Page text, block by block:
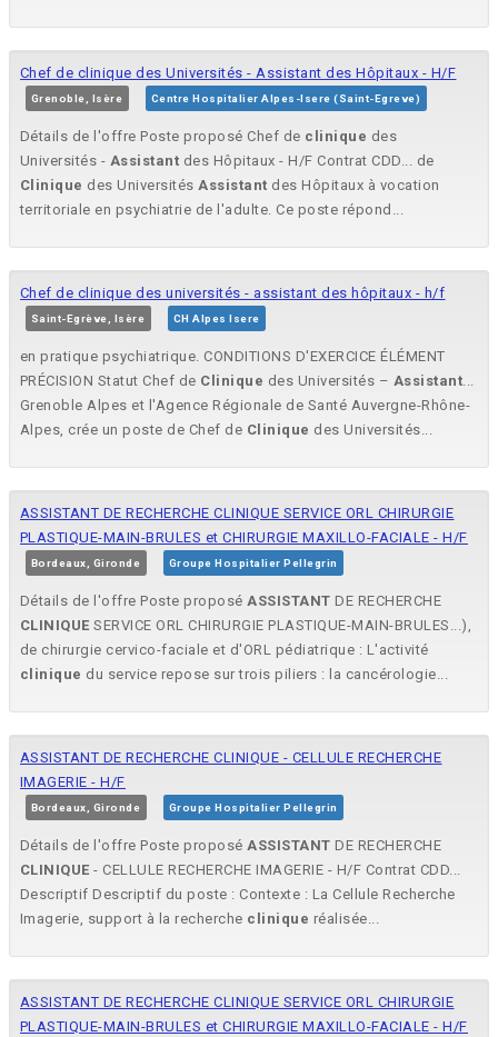
Chef de clinique des Universités - Assistant des Hôpitaux - H/F
Grenoble, Isère Centre Hospitalier Alpes-Isere (Saint-Egreve)
Détails de l'offre Poste proposé Chef de clinique des
Universités - Assistant des Hôpitaux - H/F Contrat CDD... de
Clinique des UniversitésAssistant des Hôpitaux à vocation
territoriale en psychiatrie de l'adulte. Ce poste répond...
Chef de clinique des universités - assistant des hôpitaux - h/f
Saint-Egrève, Isère CH Alpes Isere
en pratique psychiatrique. CONDITIONS D'EXERCICE ÉLÉMENT
PRÉCISION Statut Chef de Clinique des Universités – Assistant...
Grenoble Alpes et l'Agence Régionale de Santé Auvergne-Rhône-
Alpes, crée un poste de Chef de Clinique des Universités...
ASSISTANT DE RECHERCHE CLINIQUE SERVICE ORL CHIRURGIE
PLASTIQUE-MAIN-BRULES et CHIRURGIE MAXILLO-FACIALE - H/F
Bordeaux, Gironde Groupe Hospitalier Pellegrin
Détails de l'offre Poste proposéASSISTANT DE RECHERCHE
CLINIQUE SERVICE ORL CHIRURGIE PLASTIQUE-MAIN-BRULES...),
de chirurgie cervico-faciale et d'ORL pédiatrique : L'activité
clinique du service repose sur trois piliers : la cancérologie...
ASSISTANT DE RECHERCHE CLINIQUE - CELLULE RECHERCHE
IMAGERIE - H/F
Bordeaux, Gironde Groupe Hospitalier Pellegrin
Détails de l'offre Poste proposéASSISTANT DE RECHERCHE
CLINIQUE - CELLULE RECHERCHE IMAGERIE - H/F Contrat CDD...
Descriptif Descriptif du poste : Contexte : La Cellule Recherche
Imagerie, support à la recherche clinique réalisée...
ASSISTANT DE RECHERCHE CLINIQUE SERVICE ORL CHIRURGIE
PLASTIQUE-MAIN-BRULES et CHIRURGIE MAXILLO-FACIALE - H/F